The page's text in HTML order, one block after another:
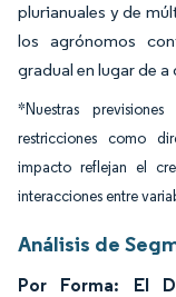
plurianuales y de
los agrónomos
gradual en lugar de
*Nuestras
restricciones como
impacto reflejan el
interacciones entre
Análisis de
Por Forma: El